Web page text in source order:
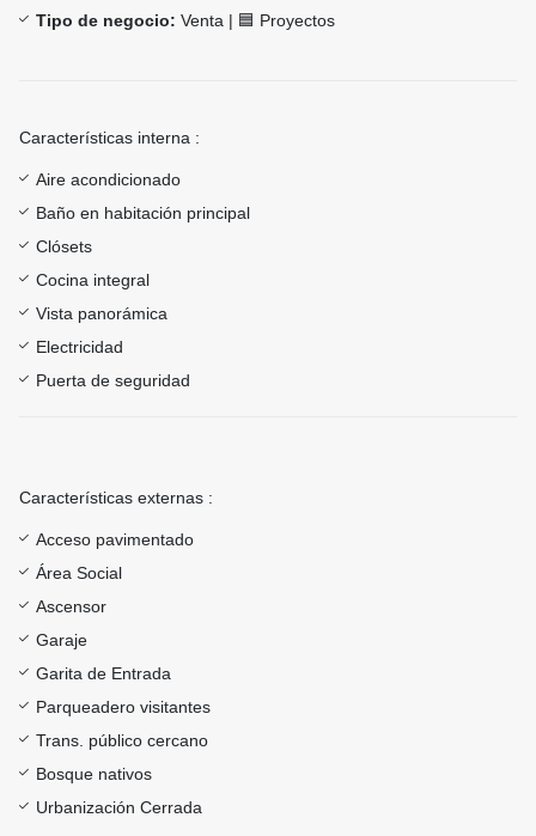
Tipo de negocio: Venta | 🟦 Proyectos
Características interna :
Aire acondicionado
Baño en habitación principal
Clósets
Cocina integral
Vista panorámica
Electricidad
Puerta de seguridad
Características externas :
Acceso pavimentado
Área Social
Ascensor
Garaje
Garita de Entrada
Parqueadero visitantes
Trans. público cercano
Bosque nativos
Urbanización Cerrada